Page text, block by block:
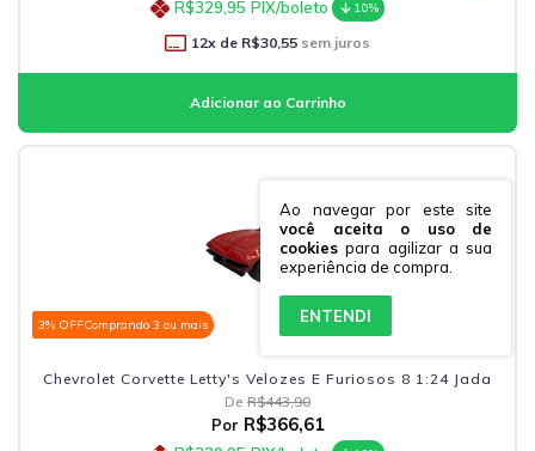
Ao navegar por este site
você aceita o uso de
cookies para agilizar a sua
experiência de compra.
ENTENDI
R$329,95 PIX/boleto 10%
12x de R$30,55 sem juros
3% OFFComprando 3 ou mais
Chevrolet Corvette Letty's Velozes E Furiosos 8 1:24 Jada
De R$443,90
Por R$366,61